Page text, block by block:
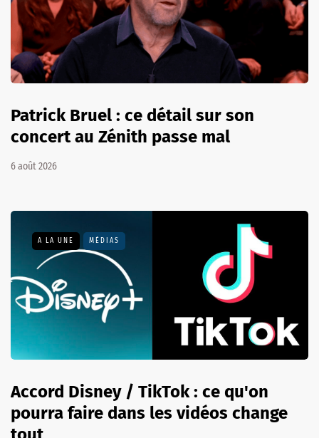
Patrick Bruel : ce détail sur son
concert au Zénith passe mal
6 août 2026
A LA UNE MÉDIAS
Accord Disney / TikTok : ce qu'on
pourra faire dans les vidéos change